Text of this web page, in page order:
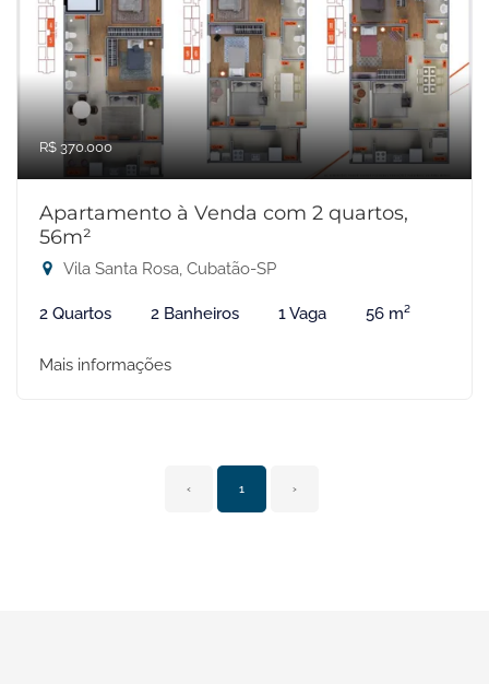
R$ 370.000
Apartamento à Venda com 2 quartos,
56m²
Vila Santa Rosa, Cubatão-SP
2 Quartos 2 Banheiros 1 Vaga 56 m²
Mais informações
‹ 1 ›